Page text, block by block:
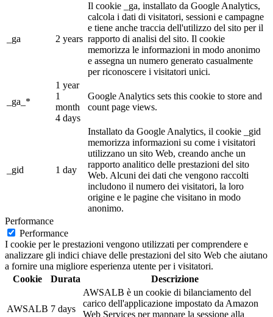
_ga 2 years
Il cookie _ga, installato da Google Analytics,
calcola i dati di visitatori, sessioni e campagne
e tiene anche traccia dell'utilizzo del sito per il
rapporto di analisi del sito. Il cookie
memorizza le informazioni in modo anonimo
e assegna un numero generato casualmente
per riconoscere i visitatori unici.
_ga_*
1 year
1
month
4 days
Google Analytics sets this cookie to store and
count page views.
_gid 1 day
Installato da Google Analytics, il cookie _gid
memorizza informazioni su come i visitatori
utilizzano un sito Web, creando anche un
rapporto analitico delle prestazioni del sito
Web. Alcuni dei dati che vengono raccolti
includono il numero dei visitatori, la loro
origine e le pagine che visitano in modo
anonimo.
Performance
Performance
I cookie per le prestazioni vengono utilizzati per comprendere e
analizzare gli indici chiave delle prestazioni del sito Web che aiutano
a fornire una migliore esperienza utente per i visitatori.
Cookie
Durata Descrizione
AWSALB 7 days
AWSALB è un cookie di bilanciamento del
carico dell'applicazione impostato da Amazon
Web Services per mappare la sessione alla